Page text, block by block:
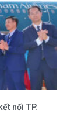
nối TP.